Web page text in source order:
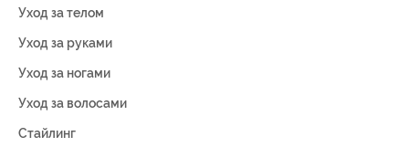
Уход за телом
Уход за руками
Уход за ногами
Уход за волосами
Стайлинг